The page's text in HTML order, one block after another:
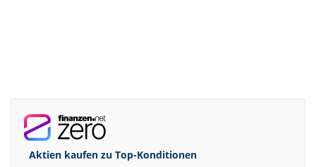
Aktien kaufen zu Top-Konditionen